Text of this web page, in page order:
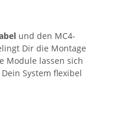
und den MC4-
Dir die Montage
Module lassen sich
System flexibel